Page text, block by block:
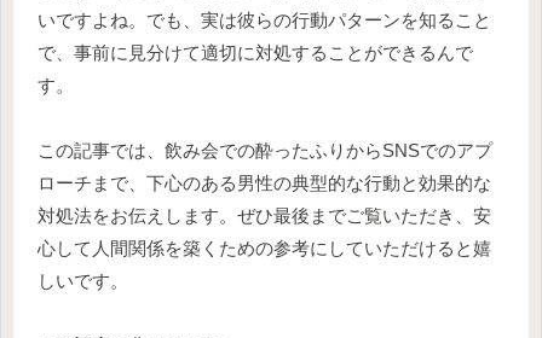
いですよね。でも、実は彼らの行動パターンを知ること
で、事前に見分けて適切に対処することができるんで
す。
この記事では、飲み会での酔ったふりからSNSでのアプ
ローチまで、下心のある男性の典型的な行動と効果的な
対処法をお伝えします。ぜひ最後までご覧いただき、安
心して人間関係を築くための参考にしていただけると嬉
しいです。